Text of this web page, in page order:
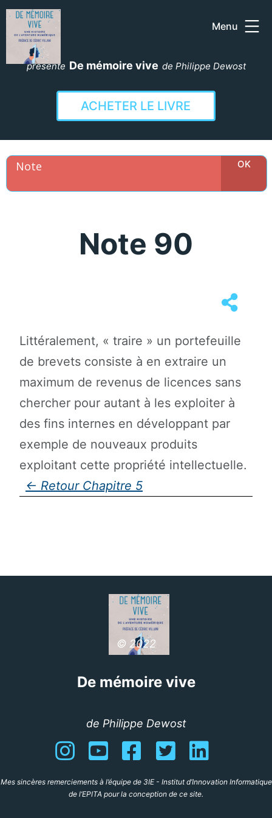
Aller
contenu
Menu
présente De mémoire vive de Philippe Dewost
ACHETER LE LIVRE
Note 90
Littéralement, « traire » un portefeuille
de brevets consiste à en extraire un
maximum de revenus de licences sans
chercher pour autant à les exploiter à
des fins internes en développant par
exemple de nouveaux produits
exploitant cette propriété intellectuelle.
Chapitre 5
© 2022
De mémoire vive
de Philippe Dewost
InstagramYouTube FacebookTwitter
Mes sincères remerciements à l’équipe de 3IE - Institut d’Innovation Informatique
de l’EPITA pour la conception de ce site.